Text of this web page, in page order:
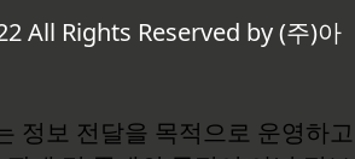
All Rights Reserved by (주)아
정보 전달을 목적으로 운영하고